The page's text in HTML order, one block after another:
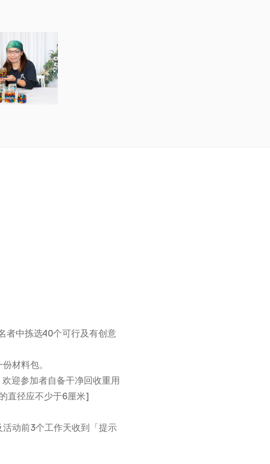
者中拣选40个可行及有创意
材料包。
迎参加者自备干净回收重用
直径应不少于6厘米]
动前3个工作天收到「提示